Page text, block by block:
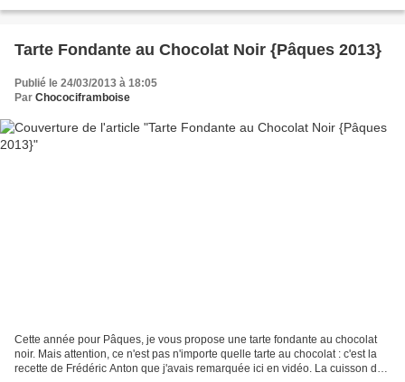
Tarte Fondante au Chocolat Noir {Pâques 2013}
Publié le 24/03/2013 à 18:05
Par Chocociframboise
Cette année pour Pâques, je vous propose une tarte fondante au chocolat
noir. Mais attention, ce n'est pas n'importe quelle tarte au chocolat : c'est la
recette de Frédéric Anton que j'avais remarquée ici en vidéo. La cuisson de